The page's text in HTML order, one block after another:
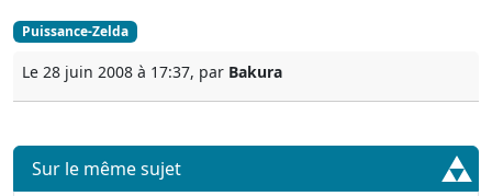
Puissance-Zelda
Le 28 juin 2008 à 17:37, par Bakura
Sur le même sujet